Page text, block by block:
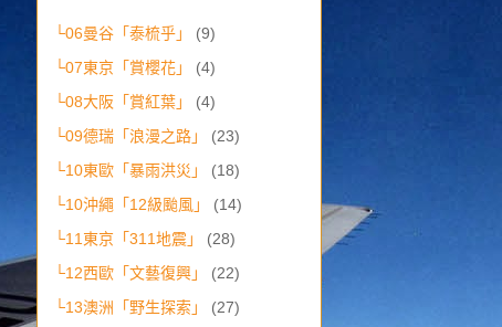
└06曼谷「泰梳乎」
(9)
└07東京「賞櫻花」
(4)
└08大阪「賞紅葉」
(4)
└09德瑞「浪漫之路」
(23)
└10東歐「暴雨洪災」
(18)
└10沖繩「12級颱風」
(14)
└11東京「311地震」
(28)
└12西歐「文藝復興」
(22)
└13澳洲「野生探索」
(27)